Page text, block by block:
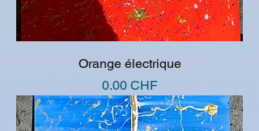
Orange électrique
Prix
0.00 CHF